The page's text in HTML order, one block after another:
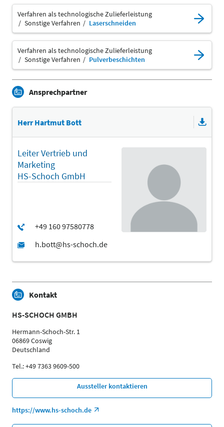
Verfahren als technologische Zulieferleistung
Sonstige Verfahren
Laserschneiden
Verfahren als technologische Zulieferleistung
Sonstige Verfahren
Pulverbeschichten
Ansprechpartner
Herr Hartmut Bott
Leiter Vertrieb und
Marketing
HS-Schoch GmbH
Kontakt
HS-SCHOCH GMBH
Hermann-Schoch-Str. 1
06869 Coswig
Deutschland
Tel.: +49 7363 9609-500
Aussteller kontaktieren
https://www.hs-schoch.de